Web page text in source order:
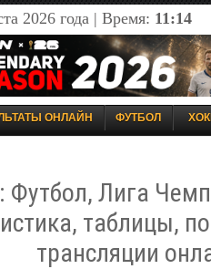
2026 года | Время: 11:14
ОНЛАЙН ФУТБОЛ
Футбол, Лига
таблицы,
трансляции